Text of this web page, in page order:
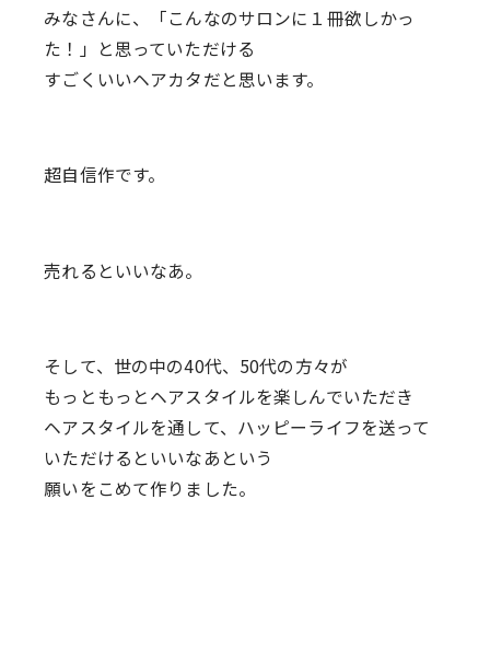
みなさんに、「こんなのサロンに１冊欲しかっ
た！」と思っていただける
すごくいいヘアカタだと思います。
超自信作です。
売れるといいなあ。
そして、世の中の40代、50代の方々が
もっともっとヘアスタイルを楽しんでいただき
ヘアスタイルを通して、ハッピーライフを送って
いただけるといいなあという
願いをこめて作りました。